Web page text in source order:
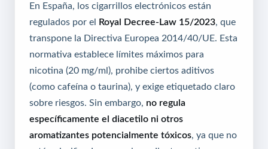
En España, los cigarrillos electrónicos están
regulados por el Royal Decree-Law 15/2023 , que
transpone la Directiva Europea 2014/40/UE. Esta
normativa establece límites máximos para
nicotina (20 mg/ml), prohibe ciertos aditivos
(como cafeína o taurina), y exige etiquetado claro
sobre riesgos. Sin embargo, no regula
específicamente el diacetilo ni otros
aromatizantes potencialmente tóxicos , ya que no